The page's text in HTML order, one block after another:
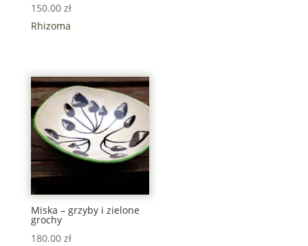
150.00 zł
Rhizoma
Miska – grzyby i zielone
grochy
180.00 zł